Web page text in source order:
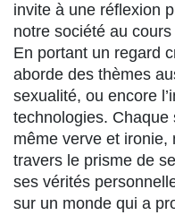
invite à une réflexion
notre société au
En portant un regard
aborde des thèmes
sexualité, ou encore
technologies.
même verve et ironie,
travers le prisme de
ses vérités
sur un monde qui a